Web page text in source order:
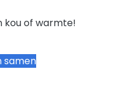
kou of warmte!
samen